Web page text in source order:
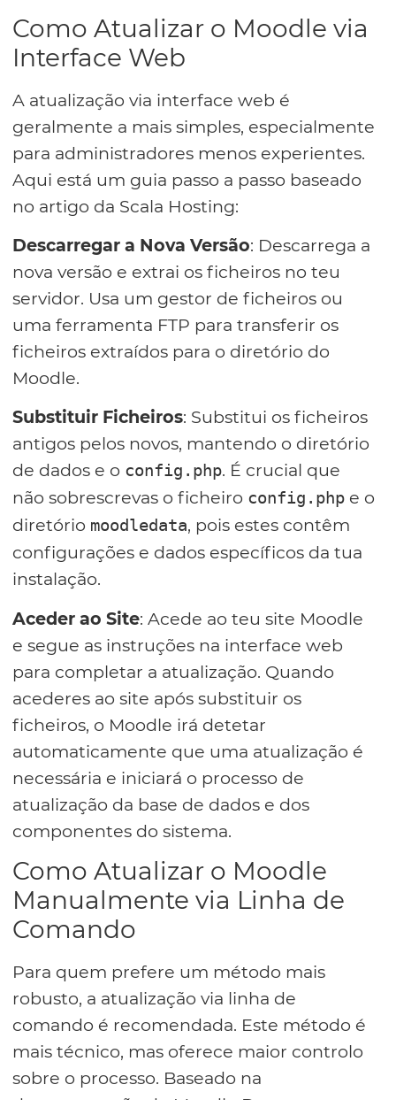
Como Atualizar o Moodle via
Interface Web
A atualização via interface web é
geralmente a mais simples, especialmente
para administradores menos experientes.
Aqui está um guia passo a passo baseado
no artigo da Scala Hosting:
Descarregar a Nova Versão: Descarrega a
nova versão e extrai os ficheiros no teu
servidor. Usa um gestor de ficheiros ou
uma ferramenta FTP para transferir os
ficheiros extraídos para o diretório do
Moodle.
Substituir Ficheiros: Substitui os ficheiros
antigos pelos novos, mantendo o diretório
de dados e o config.php. É crucial que
não sobrescrevas o ficheiro config.php e o
diretório moodledata, pois estes contêm
configurações e dados específicos da tua
instalação.
Aceder ao Site: Acede ao teu site Moodle
e segue as instruções na interface web
para completar a atualização. Quando
acederes ao site após substituir os
ficheiros, o Moodle irá detetar
automaticamente que uma atualização é
necessária e iniciará o processo de
atualização da base de dados e dos
componentes do sistema.
Como Atualizar o Moodle
Manualmente via Linha de
Comando
Para quem prefere um método mais
robusto, a atualização via linha de
comando é recomendada. Este método é
mais técnico, mas oferece maior controlo
sobre o processo. Baseado na